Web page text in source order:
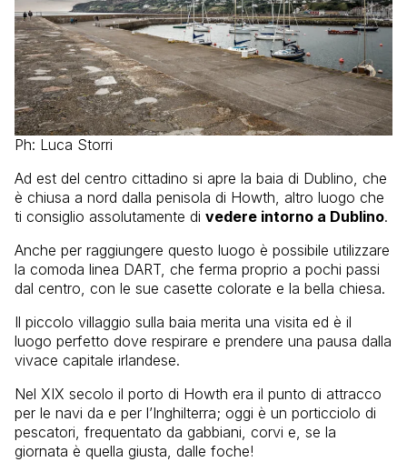
Ph: Luca Storri
Ad est del centro cittadino si apre la baia di Dublino, che
è chiusa a nord dalla penisola di Howth, altro luogo che
ti consiglio assolutamente di vedere intorno a Dublino.
Anche per raggiungere questo luogo è possibile utilizzare
la comoda linea DART, che ferma proprio a pochi passi
dal centro, con le sue casette colorate e la bella chiesa.
Il piccolo villaggio sulla baia merita una visita ed è il
luogo perfetto dove respirare e prendere una pausa dalla
vivace capitale irlandese.
Nel XIX secolo il porto di Howth era il punto di attracco
per le navi da e per l’Inghilterra; oggi è un porticciolo di
pescatori, frequentato da gabbiani, corvi e, se la
giornata è quella giusta, dalle foche!